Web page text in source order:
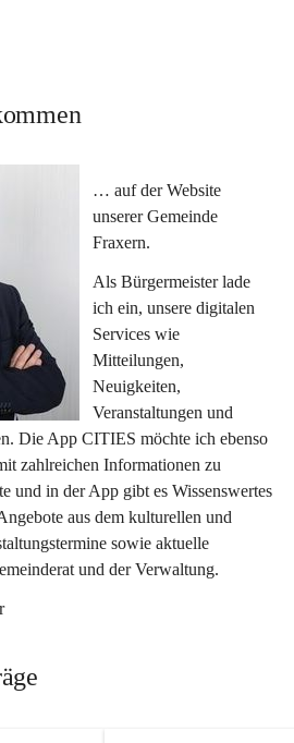
… auf der Website
unserer Gemeinde
Fraxern.
Als Bürgermeister lade
ich ein, unsere digitalen
Services wie
Mitteilungen,
Neuigkeiten,
Veranstaltungen und
Die App CITIES möchte ich ebenso
zahlreichen Informationen zu
und in der App gibt es Wissenswertes
aus dem kulturellen und
sowie aktuelle
und der Verwaltung.